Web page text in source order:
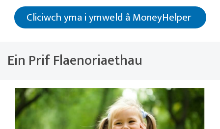
Cliciwch yma i ymweld â MoneyHelper
Ein Prif Flaenoriaethau